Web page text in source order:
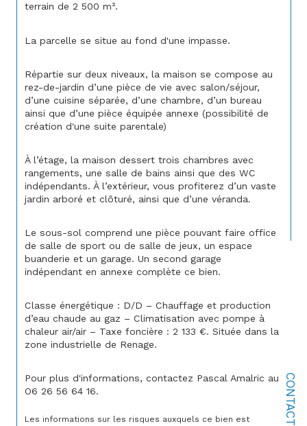
CONTACT
terrain de 2 500 m².
La parcelle se situe au fond d'une impasse.
Répartie sur deux niveaux, la maison se compose au
rez-de-jardin d’une pièce de vie avec salon/séjour,
d’une cuisine séparée, d’une chambre, d’un bureau
ainsi que d’une pièce équipée annexe (possibilité de
création d'une suite parentale)
À l’étage, la maison dessert trois chambres avec
rangements, une salle de bains ainsi que des WC
indépendants. À l’extérieur, vous profiterez d’un vaste
jardin arboré et clôturé, ainsi que d’une véranda.
Le sous-sol comprend une pièce pouvant faire office
de salle de sport ou de salle de jeux, un espace
buanderie et un garage. Un second garage
indépendant en annexe complète ce bien.
Classe énergétique : D/D – Chauffage et production
d’eau chaude au gaz – Climatisation avec pompe à
chaleur air/air – Taxe foncière : 2 133 €. Située dans la
zone industrielle de Renage.
Pour plus d'informations, contactez Pascal Amalric au
O6 26 56 64 16.
Les informations sur les risques auxquels ce bien est